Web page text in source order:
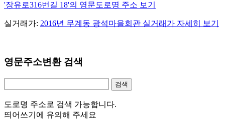
'장유로316번길 18'의 영문도로명 주소 보기
실거래가: 2016년 무계동 광석마을회관 실거래가 자세히 보기
영문주소변환 검색
도로명 주소로 검색 가능합니다.
띄어쓰기에 유의해 주세요